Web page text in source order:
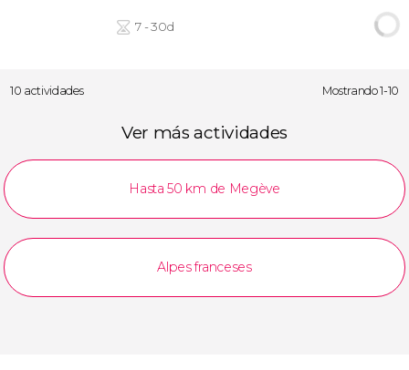
7 - 30d
10 actividades Mostrando 1-10
Ver más actividades
Hasta 50 km de Megève
Alpes franceses